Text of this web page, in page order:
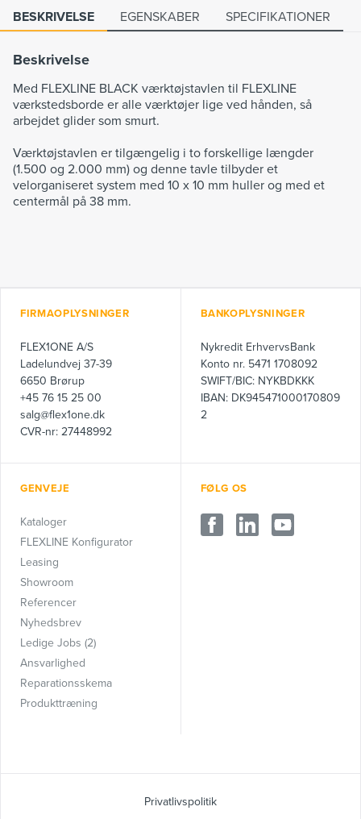
BESKRIVELSE EGENSKABER SPECIFIKATIONER
Beskrivelse
Med FLEXLINE BLACK værktøjstavlen til FLEXLINE
værkstedsborde er alle værktøjer lige ved hånden, så
arbejdet glider som smurt.
Værktøjstavlen er tilgængelig i to forskellige længder
(1.500 og 2.000 mm) og denne tavle tilbyder et
velorganiseret system med 10 x 10 mm huller og med et
centermål på 38 mm.
FIRMAOPLYSNINGER
FLEX1ONE A/S
Ladelundvej 37-39
6650 Brørup
+45 76 15 25 00
salg@flex1one.dk
CVR-nr: 27448992
BANKOPLYSNINGER
Nykredit ErhvervsBank
Konto nr. 5471 1708092
SWIFT/BIC: NYKBDKKK
IBAN: DK945471000170809
2
GENVEJE
Kataloger
FLEXLINE Konfigurator
Leasing
Showroom
Referencer
Nyhedsbrev
Ledige Jobs (2)
Ansvarlighed
Reparationsskema
Produkttræning
FØLG OS
Privatlivspolitik